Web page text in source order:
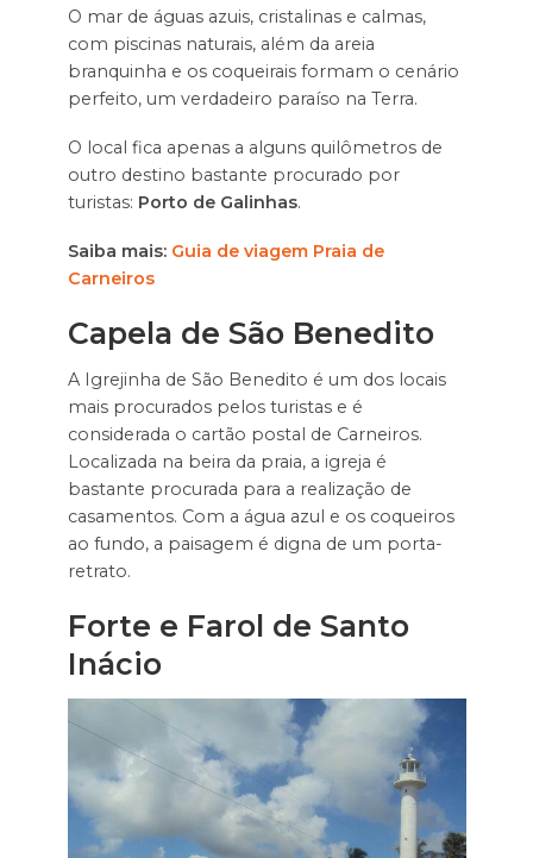
O mar de águas azuis, cristalinas e calmas,
com piscinas naturais, além da areia
branquinha e os coqueirais formam o cenário
perfeito, um verdadeiro paraíso na Terra.
O local fica apenas a alguns quilômetros de
outro destino bastante procurado por
turistas: Porto de Galinhas.
Saiba mais: Guia de viagem Praia de
Carneiros
Capela de São Benedito
A Igrejinha de São Benedito é um dos locais
mais procurados pelos turistas e é
considerada o cartão postal de Carneiros.
Localizada na beira da praia, a igreja é
bastante procurada para a realização de
casamentos. Com a água azul e os coqueiros
ao fundo, a paisagem é digna de um porta-
retrato.
Forte e Farol de Santo
Inácio